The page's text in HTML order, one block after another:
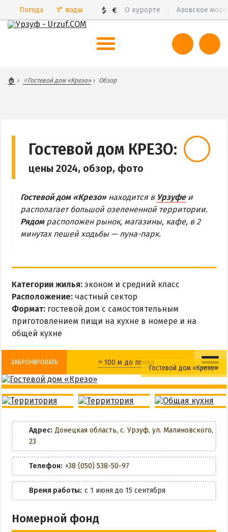
Погода t° воды $ € О курорте Азовское море
Все веб-камеры
БАБАХ-ТАРАМА
БЕЛОСАРАЙСКАЯ КОСА
МЕЛЕКИНО
ЯЛТА
ЧАСТНЫЙ СЕКТОР
ПИТАНИЕ
РАЗВЛЕЧЕНИЯ
Рыбалка
ДОСТОПРИМЕЧАТЕЛЬНОСТИ
Белосарайский залив
Природный парк Меотида
ПРОЕЗД
Маршрутки
РЕКОМЕНДАЦИИ ПО ВЫБОРУ ЖИЛЬЯ
Бюджетный отдых
Отдых с детьми
🏠 ⭐Гостевой дом «Крезо» Обзор
Гостевой дом КРЕЗО:
цены 2024, обзор, фото
Гостевой дом «Крезо»находится в Урзуфеи
располагает большой озелененной территории.
Рядомрасположен рынок, магазины, кафе, в 2
минутах пешей ходьбы — луна-парк.
Категории жилья: эконом и средний класс
Расположение: частный сектор
Формат: гостевой дом с самостоятельным
приготовлением пищи на кухне в номере и на
общей кухне
ЗАБРОНИРОВАТЬ ≈ 100 м до пляжа
Детская площадка
Общая кухня
Кухня в номере
Wi-Fi
Беседки
Мангальная зона
Парковка
ЗАБРОНИРОВАТЬ
Гостевой дом «Крезо»
Адрес: Донецкая область, с. Урзуф, ул. Малиновского,
23
Телефон: +38 (050) 538-50-97
Время работы: с 1 июня до 15 сентября
Номерной фонд